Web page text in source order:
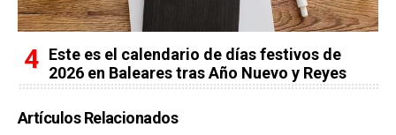
Este es el calendario de días festivos de
2026 en Baleares tras Año Nuevo y Reyes
Artículos Relacionados